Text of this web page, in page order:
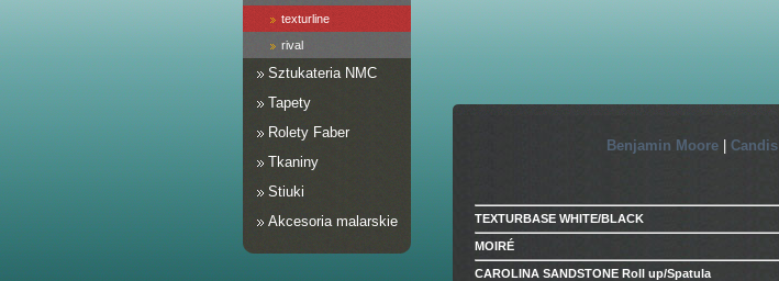
texturline
rival
Sztukateria NMC
Tapety
Rolety Faber
Tkaniny
Stiuki
Akcesoria malarskie
Benjamin Moore Candis
TEXTURBASE WHITE/BLACK
MOIRÉ
CAROLINA SANDSTONE Roll up/Spatula